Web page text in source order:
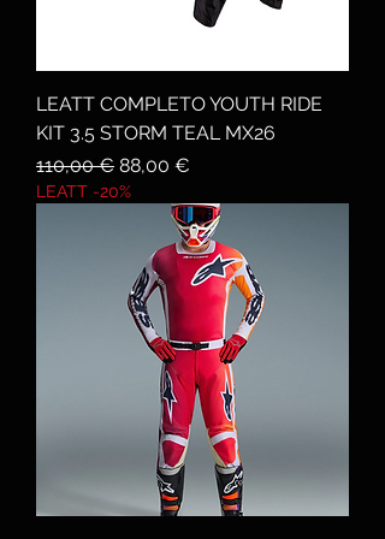
LEATT COMPLETO YOUTH RIDE
KIT 3.5 STORM TEAL MX26
Prezzo regolare
110,00 € Prezzo scontato
88,00 €
LEATT -20%